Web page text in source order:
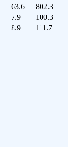
63.6
802.3
7.9
100.3
8.9 111.7